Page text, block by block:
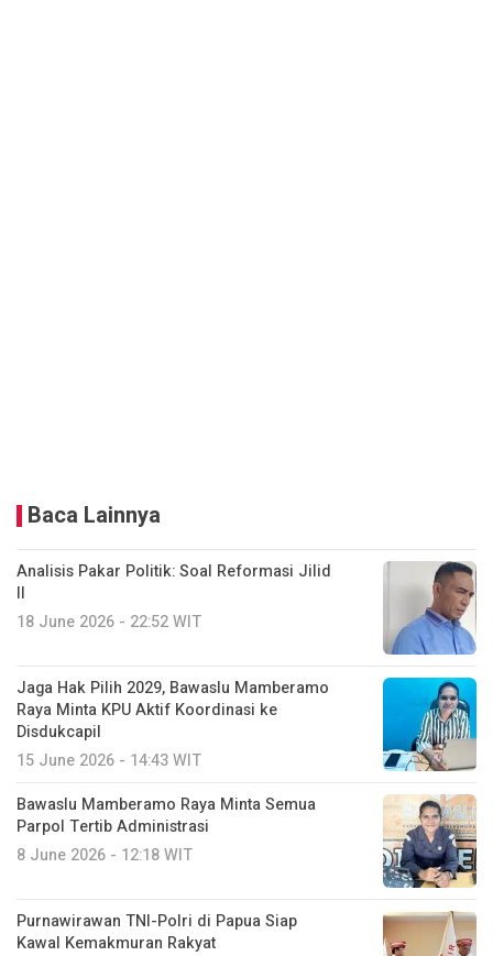
Baca Lainnya
Analisis Pakar Politik: Soal Reformasi Jilid
II
18 June 2026 - 22:52 WIT
Jaga Hak Pilih 2029, Bawaslu Mamberamo
Raya Minta KPU Aktif Koordinasi ke
Disdukcapil
15 June 2026 - 14:43 WIT
Bawaslu Mamberamo Raya Minta Semua
Parpol Tertib Administrasi
8 June 2026 - 12:18 WIT
Purnawirawan TNI-Polri di Papua Siap
Kawal Kemakmuran Rakyat